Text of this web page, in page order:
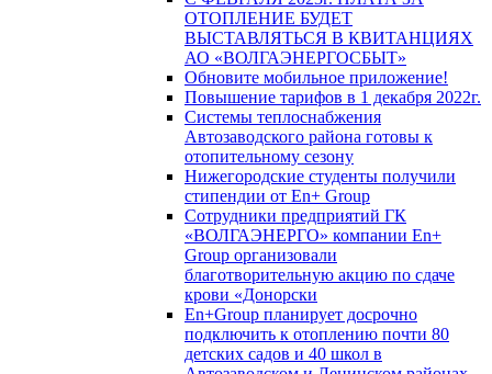
ОТОПЛЕНИЕ БУДЕТ
ВЫСТАВЛЯТЬСЯ В КВИТАНЦИЯХ
АО «ВОЛГАЭНЕРГОСБЫТ»
Обновите мобильное приложение!
Повышение тарифов в 1 декабря 2022г.
Системы теплоснабжения
Автозаводского района готовы к
отопительному сезону
Нижегородские студенты получили
стипендии от En+ Group
Сотрудники предприятий ГК
«ВОЛГАЭНЕРГО» компании En+
Group организовали
благотворительную акцию по сдаче
крови «Донорски
En+Group планирует досрочно
подключить к отоплению почти 80
детских садов и 40 школ в